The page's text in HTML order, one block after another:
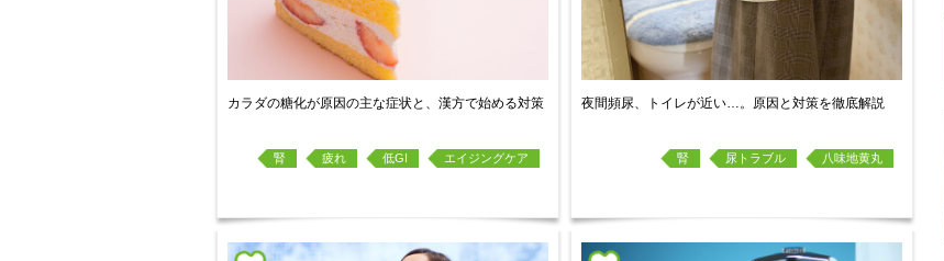
カラダの糖化が原因の主な症状と、漢方で始める対策
エイジングケア
低GI
疲れ
腎
夜間頻尿、トイレが近い…。原因と対策を徹底解説
八味地黄丸
尿トラブル
腎